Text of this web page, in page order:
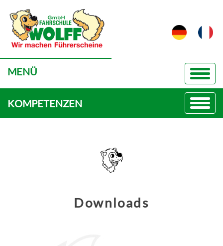
MENÜ
KOMPETENZEN
Downloads